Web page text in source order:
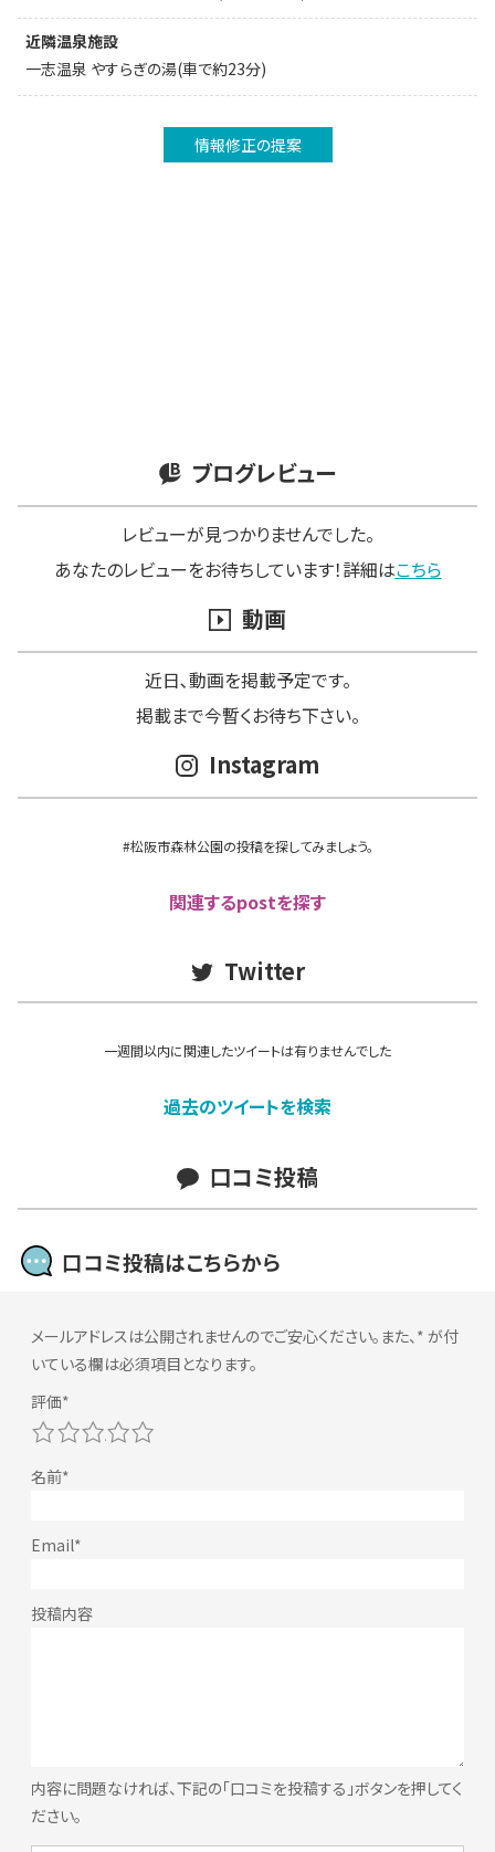
近隣温泉施設
一志温泉 やすらぎの湯(車で約23分)
情報修正の提案
ブログレビュー
レビューが見つかりませんでした。
あなたのレビューをお待ちしています！詳細はこちら
動画
近日､動画を掲載予定です。
掲載まで今暫くお待ち下さい。
Instagram
#松阪市森林公園の投稿を探してみましょう。
関連するpostを探す
Twitter
一週間以内に関連したツイートは有りませんでした
過去のツイートを検索
口コミ投稿
口コミ投稿はこちらから
メールアドレスは公開されませんのでご安心ください。また、* が付
いている欄は必須項目となります。
内容に問題なければ、下記の「口コミを投稿する」ボタンを押してく
ださい。
5
4
3
2